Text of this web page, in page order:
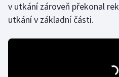
Krasobruslení
v utkání zároveň překonal
utkání v základní části.